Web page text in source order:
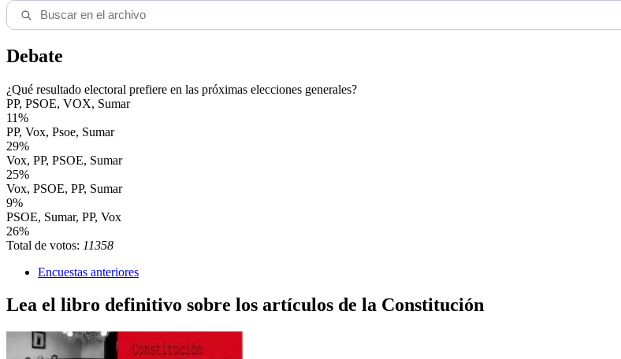
Debate
¿Qué resultado electoral prefiere en las próximas elecciones generales?
PP, PSOE, VOX, Sumar
11%
PP, Vox, Psoe, Sumar
29%
Vox, PP, PSOE, Sumar
25%
Vox, PSOE, PP, Sumar
9%
PSOE, Sumar, PP, Vox
26%
Total de votos: 11358
Encuestas anteriores
Lea el libro definitivo sobre los artículos de la Constitución